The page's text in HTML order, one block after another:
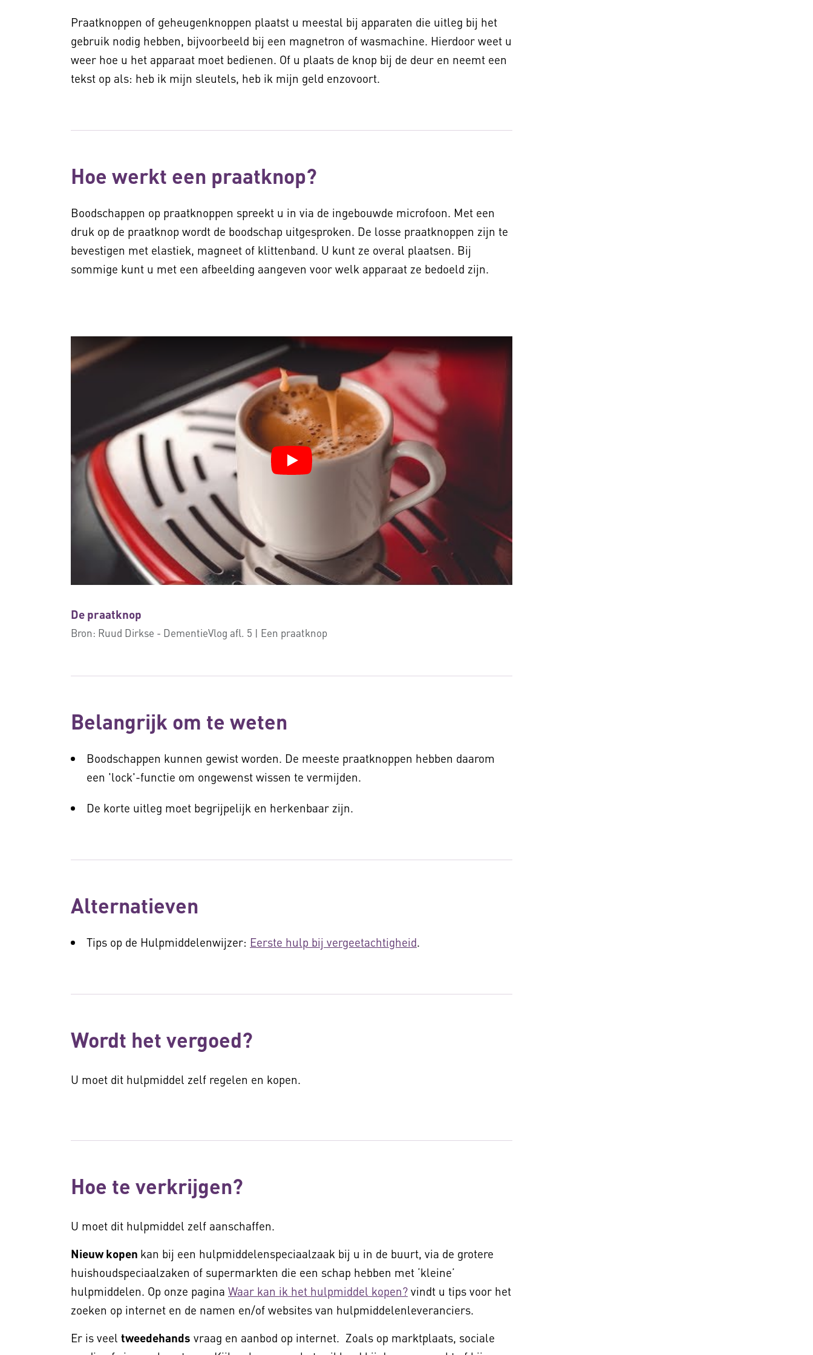
Praatknoppen of geheugenknoppen plaatst u meestal bij apparaten die uitleg bij het
gebruik nodig hebben, bijvoorbeeld bij een magnetron of wasmachine. Hierdoor weet u
weer hoe u het apparaat moet bedienen. Of u plaats de knop bij de deur en neemt een
tekst op als: heb ik mijn sleutels, heb ik mijn geld enzovoort.
Hoe werkt een praatknop?
Boodschappen op praatknoppen spreekt u in via de ingebouwde microfoon. Met een
druk op de praatknop wordt de boodschap uitgesproken. De losse praatknoppen zijn te
bevestigen met elastiek, magneet of klittenband. U kunt ze overal plaatsen. Bij
sommige kunt u met een afbeelding aangeven voor welk apparaat ze bedoeld zijn.
De praatknop
Bron: Ruud Dirkse - DementieVlog afl. 5 | Een praatknop
Belangrijk om te weten
Boodschappen kunnen gewist worden. De meeste praatknoppen hebben daarom
een 'lock'-functie om ongewenst wissen te vermijden.
De korte uitleg moet begrijpelijk en herkenbaar zijn.
Alternatieven
Tips op de Hulpmiddelenwijzer: Eerste hulp bij vergeetachtigheid.
Wordt het vergoed?
U moet dit hulpmiddel zelf regelen en kopen.
Hoe te verkrijgen?
U moet dit hulpmiddel zelf aanschaffen.
Nieuw kopen kan bij een hulpmiddelenspeciaalzaak bij u in de buurt, via de grotere
huishoudspeciaalzaken of supermarkten die een schap hebben met ‘kleine’
hulpmiddelen. Op onze pagina Waar kan ik het hulpmiddel kopen? vindt u tips voor het
zoeken op internet en de namen en/of websites van hulpmiddelenleveranciers.
Er is veel tweedehands vraag en aanbod op internet. Zoals op marktplaats, sociale